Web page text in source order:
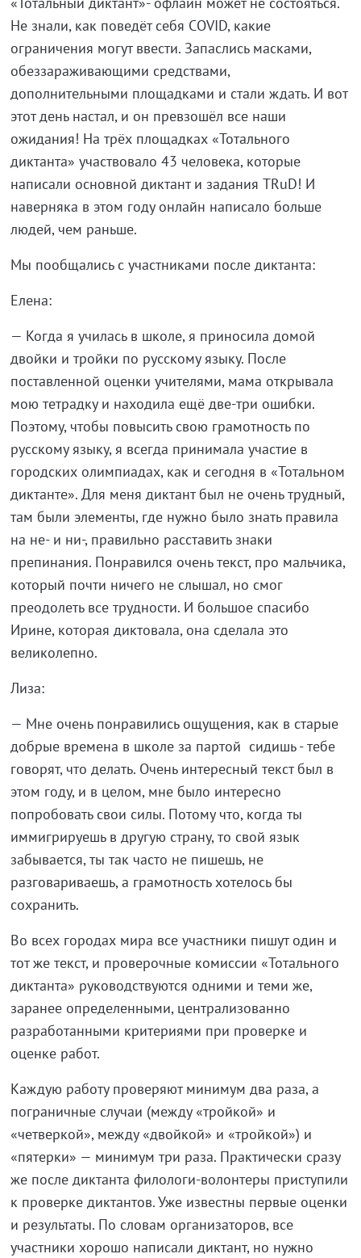
Не знали, как поведёт себя COVID, какие
ограничения могут ввести. Запаслись масками,
обеззараживающими средствами,
дополнительными площадками и стали ждать. И вот
этот день настал, и он превзошёл все наши
ожидания! На трёх площадках «Тотального
диктанта» участвовало 43 человека, которые
написали основной диктант и задания TRuD! И
наверняка в этом году онлайн написало больше
людей, чем раньше.
Мы пообщались с участниками после диктанта:
Елена:
— Когда я училась в школе, я приносила домой
двойки и тройки по русскому языку. После
поставленной оценки учителями, мама открывала
мою тетрадку и находила ещё две-три ошибки.
Поэтому, чтобы повысить свою грамотность по
русскому языку, я всегда принимала участие в
городских олимпиадах, как и сегодня в «Тотальном
диктанте». Для меня диктант был не очень трудный,
там были элементы, где нужно было знать правила
на не- и ни-, правильно расставить знаки
препинания. Понравился очень текст, про мальчика,
который почти ничего не слышал, но смог
преодолеть все трудности. И большое спасибо
Ирине, которая диктовала, она сделала это
великолепно.
Лиза:
— Мне очень понравились ощущения, как в старые
добрые времена в школе за партой сидишь - тебе
говорят, что делать. Очень интересный текст был в
этом году, и в целом, мне было интересно
попробовать свои силы. Потому что, когда ты
иммигрируешь в другую страну, то свой язык
забывается, ты так часто не пишешь, не
разговариваешь, а грамотность хотелось бы
сохранить.
Во всех городах мира все участники пишут один и
тот же текст, и проверочные комиссии «Тотального
диктанта» руководствуются одними и теми же,
заранее определенными, централизованно
разработанными критериями при проверке и
оценке работ.
Каждую работу проверяют минимум два раза, а
пограничные случаи (между «тройкой» и
«четверкой», между «двойкой» и «тройкой») и
«пятерки» — минимум три раза. Практически сразу
же после диктанта филологи-волонтеры приступили
к проверке диктантов. Уже известны первые оценки
и результаты. По словам организаторов, все
участники хорошо написали диктант, но нужно